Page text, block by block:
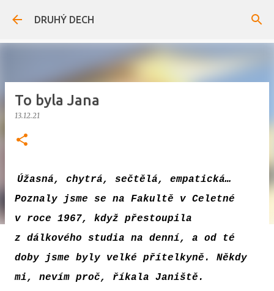
Přeskočit na hlavní obsah
DRUHÝ DECH
To byla Jana
13.12.21
Úžasná, chytrá, sečtělá, empatická…
Poznaly jsme se na Fakultě v Celetné
v roce 1967, když přestoupila
z dálkového studia na denní, a od té
doby jsme byly velké přítelkyně. Někdy
mi, nevím proč, říkala Janiště.